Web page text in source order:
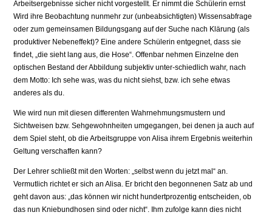
Arbeitsergebnisse sicher nicht vorgestellt. Er nimmt die Schülerin ernst
Wird ihre Beobachtung nunmehr zur (unbeabsichtigten) Wissensabfrage
oder zum gemeinsamen Bildungsgang auf der Suche nach Klärung (als
produktiver Nebeneffekt)? Eine andere Schülerin entgegnet, dass sie
findet, „die sieht lang aus, die Hose“. Offenbar nehmen Einzelne den
optischen Bestand der Abbildung subjektiv unter-schiedlich wahr, nach
dem Motto: Ich sehe was, was du nicht siehst, bzw. ich sehe etwas
anderes als du.
Wie wird nun mit diesen differenten Wahrnehmungsmustern und
Sichtweisen bzw. Sehgewohnheiten umgegangen, bei denen ja auch auf
dem Spiel steht, ob die Arbeitsgruppe von Alisa ihrem Ergebnis weiterhin
Geltung verschaffen kann?
Der Lehrer schließt mit den Worten: „selbst wenn du jetzt mal“ an.
Vermutlich richtet er sich an Alisa. Er bricht den begonnenen Satz ab und
geht davon aus: „das können wir nicht hundertprozentig entscheiden, ob
das nun Kniebundhosen sind oder nicht“. Ihm zufolge kann dies nicht